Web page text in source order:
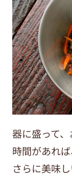
器に盛って
時間があれ
さらに美味し